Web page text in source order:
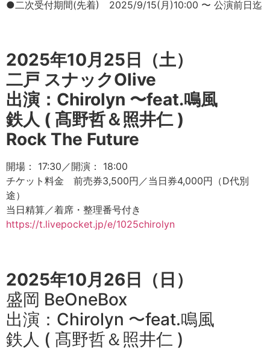
●二次受付期間(先着) 2025/9/15(月)10:00 〜 公演前日迄
2025年10月25日（土）
二戸 スナックOlive
出演：Chirolyn 〜feat.鳴風
鉄人 ( 髙野哲＆照井仁 )
Rock The Future
開場： 17:30／開演： 18:00
チケット料金 前売券3,500円／当日券4,000円（D代別
途）
当日精算／着席・整理番号付き
https://t.livepocket.jp/e/1025chirolyn
2025年10月26日（日）
盛岡 BeOneBox
出演：Chirolyn 〜feat.鳴風
鉄人 ( 髙野哲＆照井仁 )